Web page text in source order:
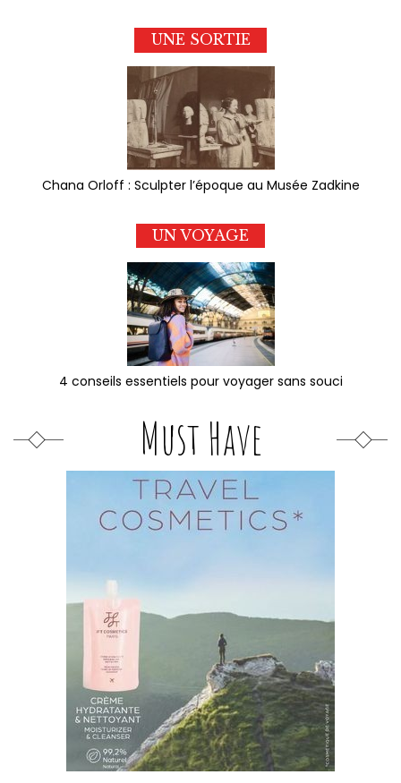
UNE SORTIE
Chana Orloff : Sculpter l’époque au Musée Zadkine
UN VOYAGE
4 conseils essentiels pour voyager sans souci
Must Have